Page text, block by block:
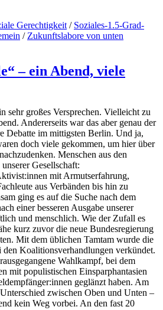
Gerechtigkeit / Soziales-1.5-Grad-
/ Zukunftslabore von unten
– ein Abend, viele
sehr großes Versprechen. Vielleicht zu
Andererseits war das aber genau der
Debatte im mittigsten Berlin. Und ja,
doch viele gekommen, um hier über
Menschen aus den
Gesellschaft:
mit Armutserfahrung,
aus Verbänden bis hin zu
ging es auf die Suche nach dem
einer besseren Ausgabe unserer
und menschlich. Wie der Zufall es
kurz zuvor die neue Bundesregierung
Mit dem üblichen Tamtam wurde die
Koalitionsverhandlungen verkündet.
Wahlkampf, bei dem
mit populistischen Einsparphantasien
geglänzt haben. Am
zwischen Oben und Unten –
kein Weg vorbei. An den fast 20